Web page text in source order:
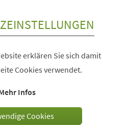
erklären Sie sich damit
Cookies verwendet.
Infos
Cookies